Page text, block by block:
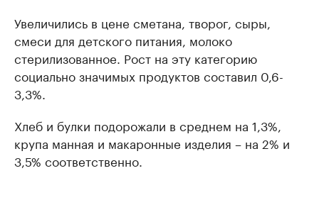
Увеличились в цене сметана, творог, сыры,
смеси для детского питания, молоко
стерилизованное. Рост на эту категорию
социально значимых продуктов составил 0,6-
3,3%.
Хлеб и булки подорожали в среднем на 1,3%,
крупа манная и макаронные изделия – на 2% и
3,5% соответственно.